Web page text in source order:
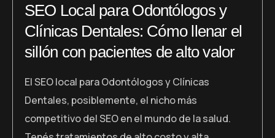
SEO Local para Odontólogos y
Clínicas Dentales: Cómo llenar el
sillón con pacientes de alto valor
El SEO local para Odontólogos y Clínicas
Dentales, posiblemente, el nicho más
competitivo del SEO en el mundo de la salud.